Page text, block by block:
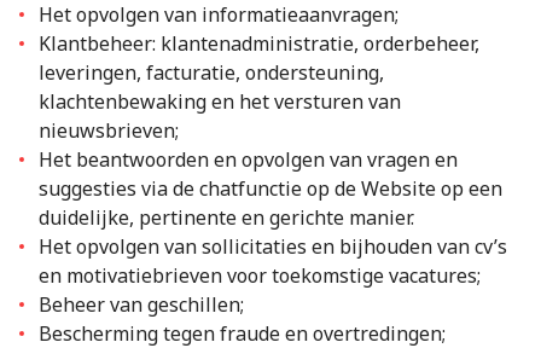
Het opvolgen van informatieaanvragen;
Klantbeheer: klantenadministratie, orderbeheer,
leveringen, facturatie, ondersteuning,
klachtenbewaking en het versturen van
nieuwsbrieven;
Het beantwoorden en opvolgen van vragen en
suggesties via de chatfunctie op de Website op een
duidelijke, pertinente en gerichte manier.
Het opvolgen van sollicitaties en bijhouden van cv’s
en motivatiebrieven voor toekomstige vacatures;
Beheer van geschillen;
Bescherming tegen fraude en overtredingen;